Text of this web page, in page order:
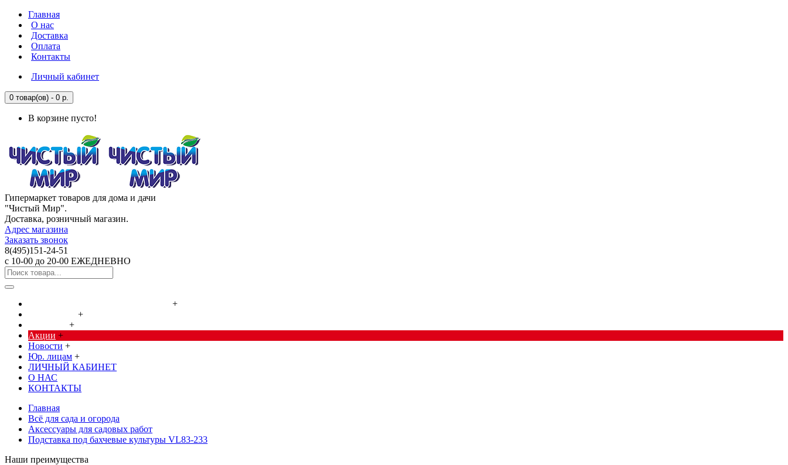
Главная
О нас
Доставка
Оплата
Контакты
Личный кабинет
0 товар(ов) - 0 р.
В корзине пусто!
Гипермаркет товаров для дома и дачи
"Чистый Мир".
Доставка, розничный магазин.
Адрес магазина
Заказать звонок
8(495)151-24-51
с 10-00 до 20-00 ЕЖЕДНЕВНО
+
+
+
Акции +
Новости +
Юр. лицам +
ЛИЧНЫЙ КАБИНЕТ
О НАС
КОНТАКТЫ
Главная
Всё для сада и огорода
Аксессуары для садовых работ
Подставка под бахчевые культуры VL83-233
Наши преимущества